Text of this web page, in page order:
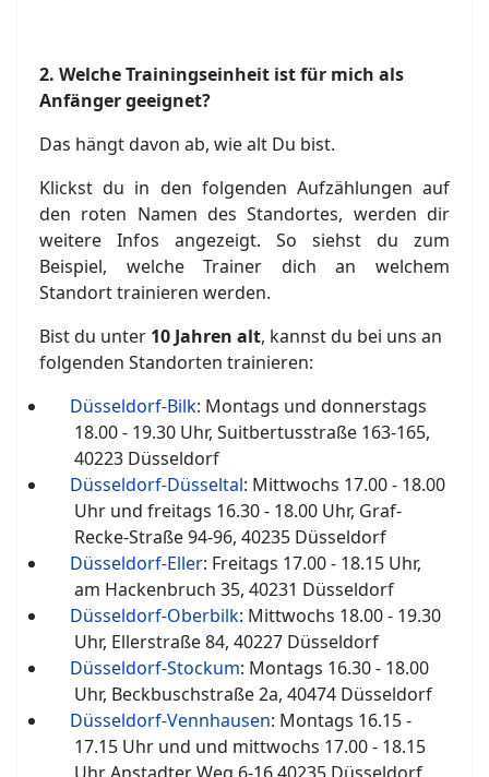
2. Welche Trainingseinheit ist für mich als
Anfänger geeignet?
Das hängt davon ab, wie alt Du bist.
Klickst du in den folgenden Aufzählungen auf
den roten Namen des Standortes, werden dir
weitere Infos angezeigt. So siehst du zum
Beispiel, welche Trainer dich an welchem
Standort trainieren werden.
Bist du unter 10 Jahren alt, kannst du bei uns an
folgenden Standorten trainieren:
Düsseldorf-Bilk: Montags und donnerstags
18.00 - 19.30 Uhr, Suitbertusstraße 163-165,
40223 Düsseldorf
Düsseldorf-Düsseltal: Mittwochs 17.00 - 18.00
Uhr und freitags 16.30 - 18.00 Uhr, Graf-
Recke-Straße 94-96, 40235 Düsseldorf
Düsseldorf-Eller: Freitags 17.00 - 18.15 Uhr,
am Hackenbruch 35, 40231 Düsseldorf
Düsseldorf-Oberbilk: Mittwochs 18.00 - 19.30
Uhr, Ellerstraße 84, 40227 Düsseldorf
Düsseldorf-Stockum: Montags 16.30 - 18.00
Uhr, Beckbuschstraße 2a, 40474 Düsseldorf
Düsseldorf-Vennhausen: Montags 16.15 -
17.15 Uhr und und mittwochs 17.00 - 18.15
Uhr Anstadter Weg 6-16 40235 Düsseldorf